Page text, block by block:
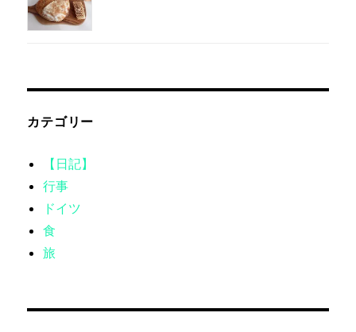
カテゴリー
【日記】
行事
ドイツ
食
旅